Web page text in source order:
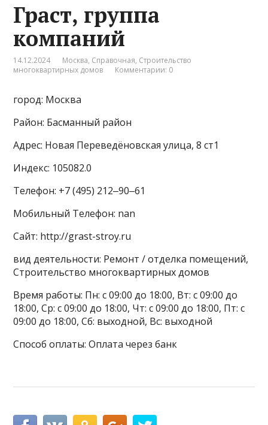
Граст, группа
компаний
14.12.2024 Москва, Справочная, Строительство
многоквартирных домов
Комментарии: 0
город: Москва
Район: Басманный район
Адрес: Новая Переведёновская улица, 8 ст1
Индекс: 105082.0
Телефон: +7 (495) 212‒90‒61
Мобильный Телефон: nan
Сайт: http://grast-stroy.ru
вид деятельности: Ремонт / отделка помещений,
Строительство многоквартирных домов
Время работы: Пн: с 09:00 до 18:00, Вт: с 09:00 до
18:00, Ср: с 09:00 до 18:00, Чт: с 09:00 до 18:00, Пт: с
09:00 до 18:00, Сб: выходной, Вс: выходной
Способ оплаты: Оплата через банк